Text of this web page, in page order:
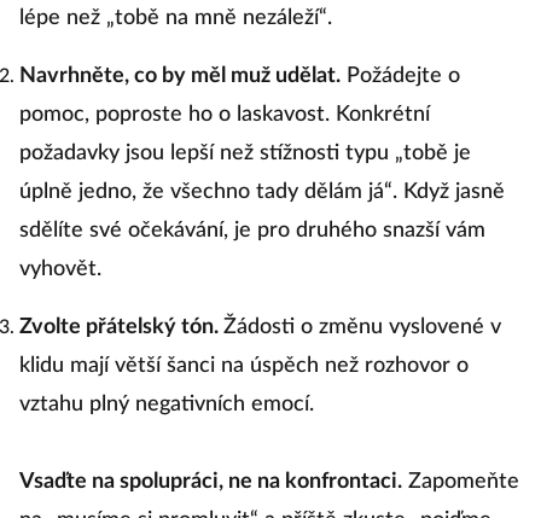
důležité, když se domluva dodržuje.“ To zní mnohem
Navrhněte, co by měl muž udělat.Požádejte o
pomoc, poproste ho o laskavost. Konkrétní
požadavky jsou lepší než stížnosti typu „tobě je
úplně jedno, že všechno tady dělám já“. Když jasně
sdělíte své očekávání, je pro druhého snazší vám
Zvolte přátelský tón.Žádosti o změnu vyslovené v
klidu mají větší šanci na úspěch než rozhovor o